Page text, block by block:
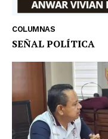
COLUMNAS
SEÑAL POLÍTICA